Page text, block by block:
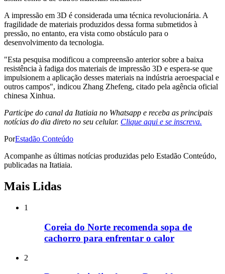
A impressão em 3D é considerada uma técnica revolucionária. A
fragilidade de materiais produzidos dessa forma submetidos à
pressão, no entanto, era vista como obstáculo para o
desenvolvimento da tecnologia.
"Esta pesquisa modificou a compreensão anterior sobre a baixa
resistência à fadiga dos materiais de impressão 3D e espera-se que
impulsionem a aplicação desses materiais na indústria aeroespacial e
outros campos", indicou Zhang Zhefeng, citado pela agência oficial
chinesa Xinhua.
Participe do canal da Itatiaia no Whatsapp e receba as principais
notícias do dia direto no seu celular. Clique aqui e se inscreva.
PorEstadão Conteúdo
Acompanhe as últimas notícias produzidas pelo Estadão Conteúdo,
publicadas na Itatiaia.
Mais Lidas
1
Coreia do Norte recomenda sopa de
cachorro para enfrentar o calor
2